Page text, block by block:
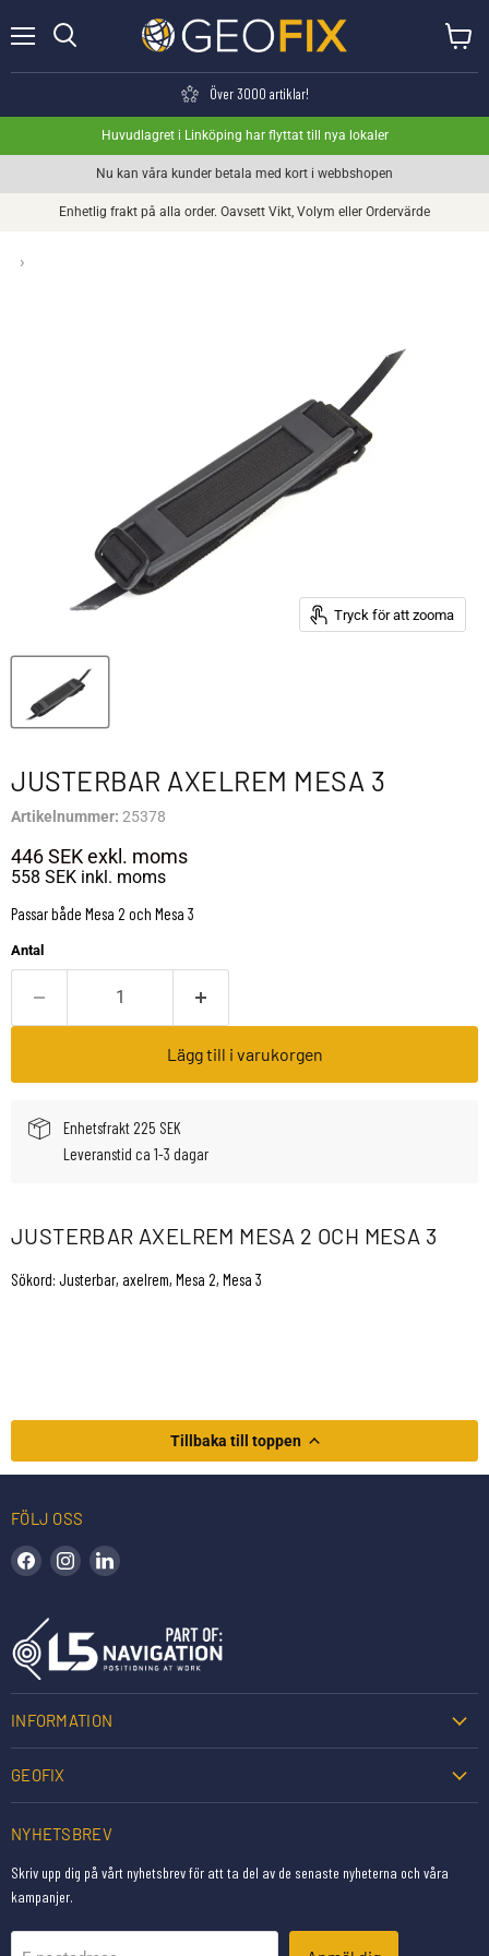
Över 3000 artiklar!
Huvudlagret i Linköping har flyttat till nya lokaler
Nu kan våra kunder betala med kort i webbshopen
Enhetlig frakt på alla order. Oavsett Vikt, Volym eller Ordervärde
›
Tryck för att zooma
JUSTERBAR AXELREM MESA 3
Artikelnummer: 25378
446 SEKexkl. moms
558 SEK inkl. moms
Passar både Mesa 2 och Mesa 3
Antal
Lägg till i varukorgen
Enhetsfrakt 225 SEK
Leveranstid ca 1-3 dagar
JUSTERBAR AXELREM MESA 2 OCH MESA 3
Sökord: Justerbar, axelrem, Mesa 2, Mesa 3
Tillbaka till toppen
FÖLJ OSS
Hitta oss på Facebook
Hitta oss på Instagram
INFORMATION
GEOFIX
NYHETSBREV
Skriv upp dig på vårt nyhetsbrev för att ta del av de senaste nyheterna och våra
kampanjer.